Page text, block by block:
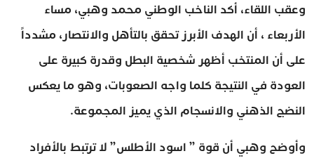
وعقب اللقاء، أكد الناخب الوطني محمد وهبي، مساء
الأربعاء ، أن الهدف الأبرز تحقق بالتأهل والانتصار، مشدداً
على أن المنتخب أظهر شخصية البطل وقدرة كبيرة على
العودة في النتيجة كلما واجه الصعوبات، وهو ما يعكس
النضج الذهني والانسجام الذي يميز المجموعة.
وأوضح وهبي أن قوة ” اسود الأطلس” لا ترتبط بالأفراد